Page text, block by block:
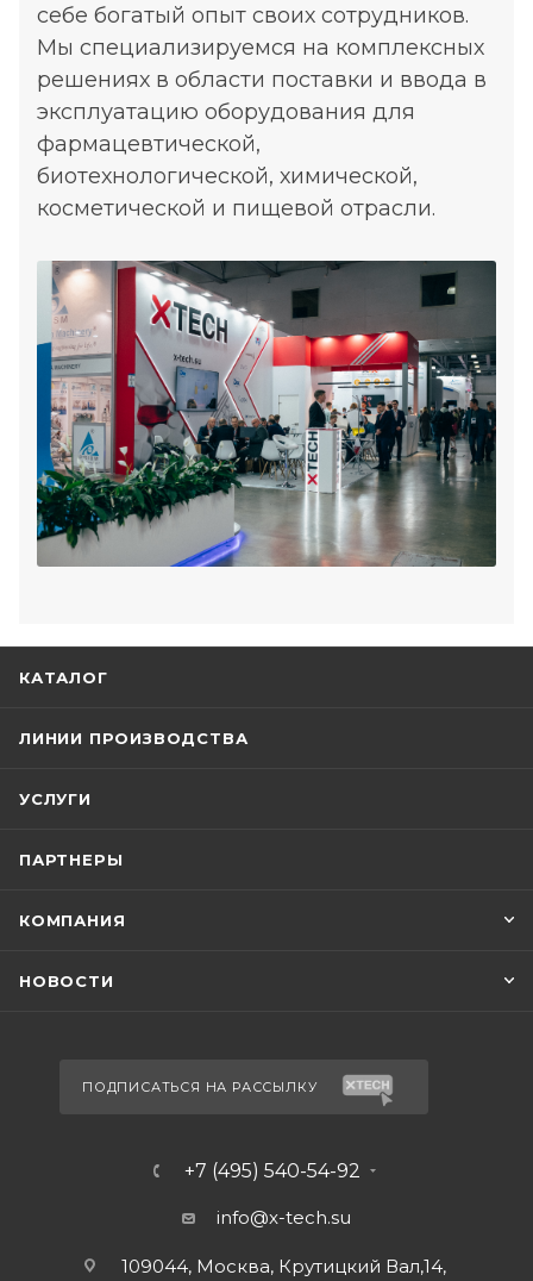
себе богатый опыт своих сотрудников.
Мы специализируемся на комплексных
решениях в области поставки и ввода в
эксплуатацию оборудования для
фармацевтической,
биотехнологической, химической,
косметической и пищевой отрасли.
КАТАЛОГ
ЛИНИИ ПРОИЗВОДСТВА
УСЛУГИ
ПАРТНЕРЫ
КОМПАНИЯ
НОВОСТИ
ПОДПИСАТЬСЯ НА РАССЫЛКУ
+7 (495) 540-54-92
info@x-tech.su
109044, Москва, Крутицкий Вал,14,